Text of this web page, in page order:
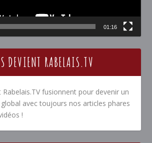
01:16
DEVIENT RABELAIS.TV
Rabelais.TV fusionnent pour devenir un
avec toujours nos articles phares
!